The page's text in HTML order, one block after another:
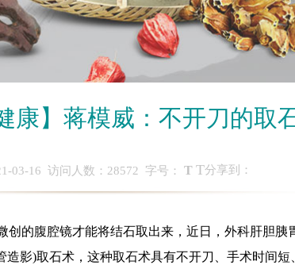
康】蒋模威：不开刀的取
03-16 访问人数： 28572 字号： T T分享到：
的腹腔镜才能将结石取出来，近日，外科肝胆胰
影)取石术，这种取石术具有不开刀、手术时间